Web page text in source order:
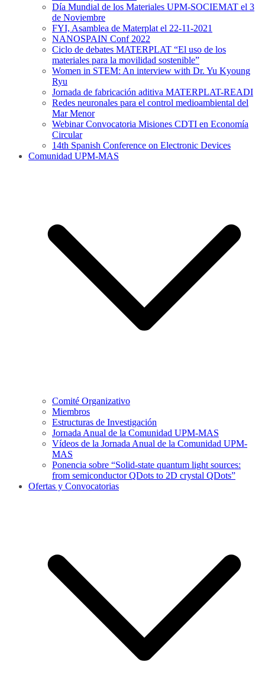
Día Mundial de los Materiales UPM-SOCIEMAT el 3
de Noviembre
FYI, Asamblea de Materplat el 22-11-2021
NANOSPAIN Conf 2022
Ciclo de debates MATERPLAT “El uso de los
materiales para la movilidad sostenible”
Women in STEM: An interview with Dr. Yu Kyoung
Ryu
Jornada de fabricación aditiva MATERPLAT-READI
Redes neuronales para el control medioambiental del
Mar Menor
Webinar Convocatoria Misiones CDTI en Economía
Circular
14th Spanish Conference on Electronic Devices
Comunidad UPM-MAS
Comité Organizativo
Miembros
Estructuras de Investigación
Jornada Anual de la Comunidad UPM-MAS
Vídeos de la Jornada Anual de la Comunidad UPM-
MAS
Ponencia sobre “Solid-state quantum light sources:
from semiconductor QDots to 2D crystal QDots”
Ofertas y Convocatorias